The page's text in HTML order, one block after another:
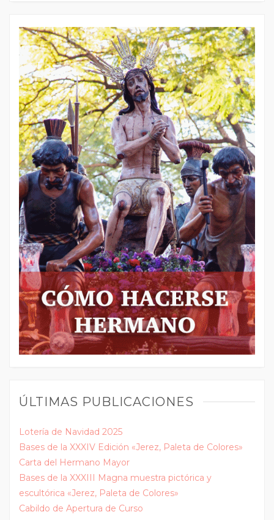
ÚLTIMAS PUBLICACIONES
Lotería de Navidad 2025
Bases de la XXXIV Edición «Jerez, Paleta de Colores»
Carta del Hermano Mayor
Bases de la XXXIII Magna muestra pictórica y
escultórica «Jerez, Paleta de Colores»
Cabildo de Apertura de Curso